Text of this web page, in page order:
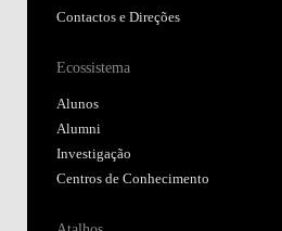
Contactos e Direções
Ecossistema
Alunos
Alumni
Investigação
Centros de Conhecimento